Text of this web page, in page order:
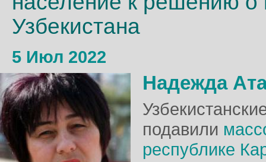
Узбекистана
5 Июл 2022
Надежда
подавили
республике